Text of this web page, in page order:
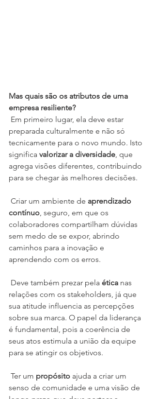
Mas quais são os atributos de uma
empresa resiliente?
preparada culturalmente e não só
tecnicamente para o novo mundo. Isto
significa valorizar a diversidade , que
agrega visões diferentes, contribuindo
para se chegar às melhores decisões.
Criar um ambiente de aprendizado
contínuo , seguro, em que os
colaboradores compartilham dúvidas
sem medo de se expor, abrindo
caminhos para a inovação e
aprendendo com os erros.
Deve também prezar pela ética nas
relações com os stakeholders, já que
sua atitude influencia as percepções
sobre sua marca. O papel da liderança
é fundamental, pois a coerência de
seus atos estimula a união da equipe
para se atingir os objetivos.
Ter um propósito ajuda a criar um
senso de comunidade e uma visão de